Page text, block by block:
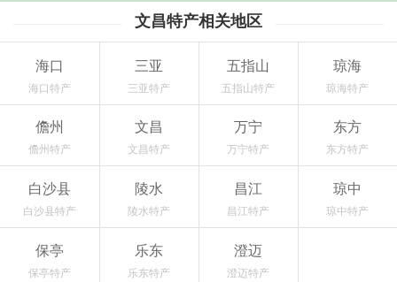
文昌特产相关地区
海口
海口特产
三亚
三亚特产
五指山
五指山特产
琼海
琼海特产
儋州
儋州特产
文昌
文昌特产
万宁
万宁特产
东方
东方特产
白沙县
白沙县特产
陵水
陵水特产
昌江
昌江特产
琼中
琼中特产
保亭
保亭特产
乐东
乐东特产
澄迈
澄迈特产